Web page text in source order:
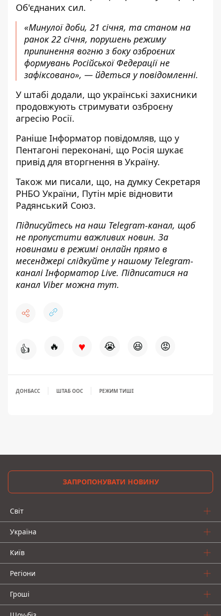
Об'єднаних сил.
«Минулої доби, 21 січня, та станом на
ранок 22 січня, порушень режиму
припинення вогню з боку озброєних
формувань Російської Федерації не
зафіксовано», — йдеться у повідомленні.
У штабі додали, що українські захисники
продовжують стримувати озброєну
агресію Росії.
Раніше Інформатор повідомляв, що у
Пентагоні переконані, що Росія шукає
привід для вторгнення в Україну.
Також ми писали, що, на думку Секретаря
РНБО України, Путін мріє відновити
Радянський Союз.
Підписуйтесь на наш Telegram-канал, щоб
не пропустити важливих новин. За
новинами в режимі онлайн прямо в
месенджері слідкуйте у нашому Telegram-
каналіІнформатор Live. Підписатися на
канал Viber можна тут.
👍 🔥 ♥ 😭 😆 😡
ДОНБАСС ШТАБ ООС РЕЖИМ ТИШІ
ЗАПРОПОНУВАТИ НОВИНУ
Світ
Україна
Київ
Регіони
Гроші